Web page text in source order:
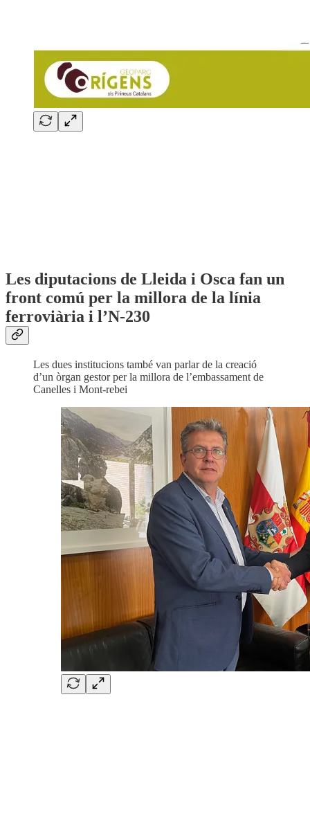
Les diputacions de Lleida i Osca fan un
front comú per la millora de la línia
ferroviària i l’N-230
Les dues institucions també van parlar de la creació
d’un òrgan gestor per la millora de l’embassament de
Canelles i Mont-rebei